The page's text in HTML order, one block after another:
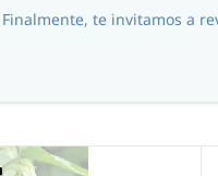
1kg //
Finalmente, te invitamos a